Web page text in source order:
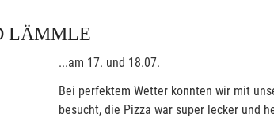
LÄMMLE
...am 17. und 18.07.
Bei perfektem Wetter konnten wir mit
besucht, die Pizza war super lecker und